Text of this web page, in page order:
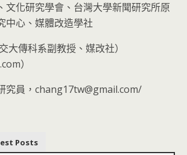
文化研究學會、台灣大學新聞研究所原
中心、媒體改造學社
大傳科系副教授、媒改社）
）
究員，chang17tw@gmail.com/
Posts